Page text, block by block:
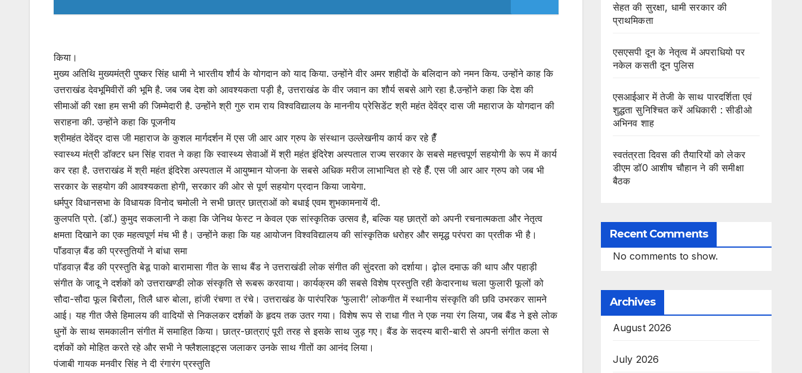
किया।
मुख्य अतिथि मुख्यमंत्री पुष्कर सिंह धामी ने भारतीय शौर्य के योगदान को याद किया. उन्होंने वीर अमर शहीदों के बलिदान को नमन किय. उन्होंने काह कि
उत्तराखंड देवभूमिवीरों की भूमि है. जब जब देश को आवश्यकता पड़ी है, उत्तराखंड के वीर जवान का शौर्य सबसे आगे रहा है.उन्होंने कहा कि देश की
सीमाओं की रक्षा हम सभी की जिम्मेदारी है. उन्होंने श्री गुरु राम राय विश्वविद्यालय के माननीय प्रेसिडेंट श्री महंत देवेंद्र दास जी महाराज के योगदान की
सराहना की. उन्होंने कहा कि पूजनीय
श्रीमहंत देवेंद्र दास जी महाराज के कुशल मार्गदर्शन में एस जी आर आर ग्रुप के संस्थान उल्लेखनीय कार्य कर रहे हैँ
स्वास्थ्य मंत्री डॉक्टर धन सिंह रावत ने कहा कि स्वास्थ्य सेवाओं में श्री महंत इंदिरेश अस्पताल राज्य सरकार के सबसे महत्त्वपूर्ण सहयोगी के रूप में कार्य
कर रहा है. उत्तराखंड में श्री महंत इंदिरेश अस्पताल में आयुष्मान योजना के सबसे अधिक मरीज लाभान्वित हो रहे हैँ. एस जी आर आर ग्रुप को जब भी
सरकार के सहयोग की आवश्यकता होगी, सरकार की ओर से पूर्ण सहयोग प्रदान किया जायेगा.
धर्मपुर विधानसभा के विधायक विनोद चमोली ने सभी छात्र छात्राओं को बधाई एवम शुभकामनायें दी.
कुलपति प्रो. (डॉ.) कुमुद सकलानी ने कहा कि जेनिथ फेस्ट न केवल एक सांस्कृतिक उत्सव है, बल्कि यह छात्रों को अपनी रचनात्मकता और नेतृत्व
क्षमता दिखाने का एक महत्वपूर्ण मंच भी है। उन्होंने कहा कि यह आयोजन विश्वविद्यालय की सांस्कृतिक धरोहर और समृद्ध परंपरा का प्रतीक भी है।
पाॅंडवाज़ बैंड की प्रस्तुतियों ने बांधा समा
पाॅडवाज़ बैंड की प्रस्तुति बेडू पाको बारामासा गीत के साथ बैंड ने उत्तराखंडी लोक संगीत की सुंदरता को दर्शाया। ढ़ोल दमाऊ की थाप और पहाड़ी
संगीत के जादू ने दर्शकों को उत्तराखण्डी लोक संस्कृति से रूबरू करवाया। कार्यक्रम की सबसे विशेष प्रस्तुति रही केदारनाथ चला फुलारी फूलों को
सौदा-सौदा फूल बिरौला, तिलै धारु बोला, हांजी रंचणा त रंचे। उत्तराखंड के पारंपरिक ‘फुलारी’ लोकगीत में स्थानीय संस्कृति की छवि उभरकर सामने
आई। यह गीत जैसे हिमालय की वादियों से निकलकर दर्शकों के हृदय तक उतर गया। विशेष रूप से राधा गीत ने एक नया रंग लिया, जब बैंड ने इसे लोक
धुनों के साथ समकालीन संगीत में समाहित किया। छात्र-छात्राएं पूरी तरह से इसके साथ जुड़ गए। बैंड के सदस्य बारी-बारी से अपनी संगीत कला से
दर्शकों को मोहित करते रहे और सभी ने फ्लैशलाइट्स जलाकर उनके साथ गीतों का आनंद लिया।
पंजाबी गायक मनवीर सिंह ने दी रंगारंग प्रस्तुति
सेहत की सुरक्षा, धामी सरकार की
प्राथमिकता
एसएसपी दून के नेतृत्व में अपराधियो पर
नकेल कसती दून पुलिस
एसआईआर में तेजी के साथ पारदर्शिता एवं
शुद्धता सुनिश्चित करें अधिकारी : सीडीओ
अभिनव शाह
स्वतंत्रता दिवस की तैयारियों को लेकर
डीएम डॉ0 आशीष चौहान ने की समीक्षा
बैठक
Recent Comments
No comments to show.
Archives
August 2026
July 2026